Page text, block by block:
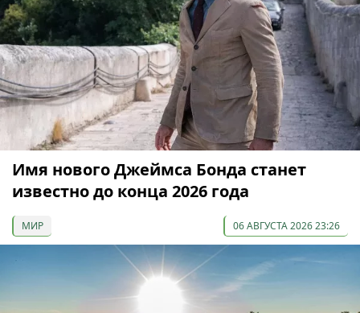
Имя нового Джеймса Бонда станет
известно до конца 2026 года
МИР 06 АВГУСТА 2026 23:26